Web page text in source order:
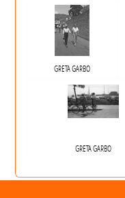
GRETA GARBO
GRETA GARBO